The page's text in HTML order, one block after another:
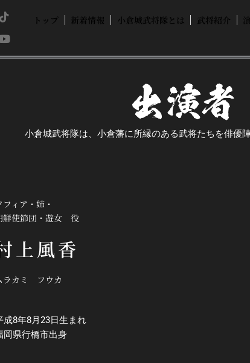
T
i
k
t
o
Y
o
u
t
u
トップ 新着情報 小倉城武将隊とは 武将紹介
小倉城武将隊は、小倉藩に所縁のある武将たちを俳優
フィア・姉・
鮮使節団・遊女 役
上風香
ラカミ フウカ
成8年8月23日生まれ
岡県行橋市出身